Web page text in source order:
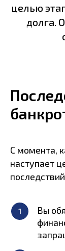
целью
долга.
С момента,
наступает
Вы